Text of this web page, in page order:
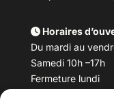
Horaires
Du mardi au
Samedi 10h –17h
Fermeture lundi